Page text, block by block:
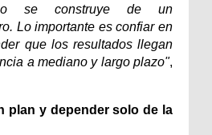
se construye de un
Lo importante es confiar en
que los resultados llegan
a mediano y largo plazo",
plan y depender solo de la